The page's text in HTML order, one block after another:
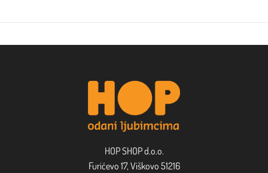
HOP SHOP d.o.o.
Furićevo 17, Viškovo 51216